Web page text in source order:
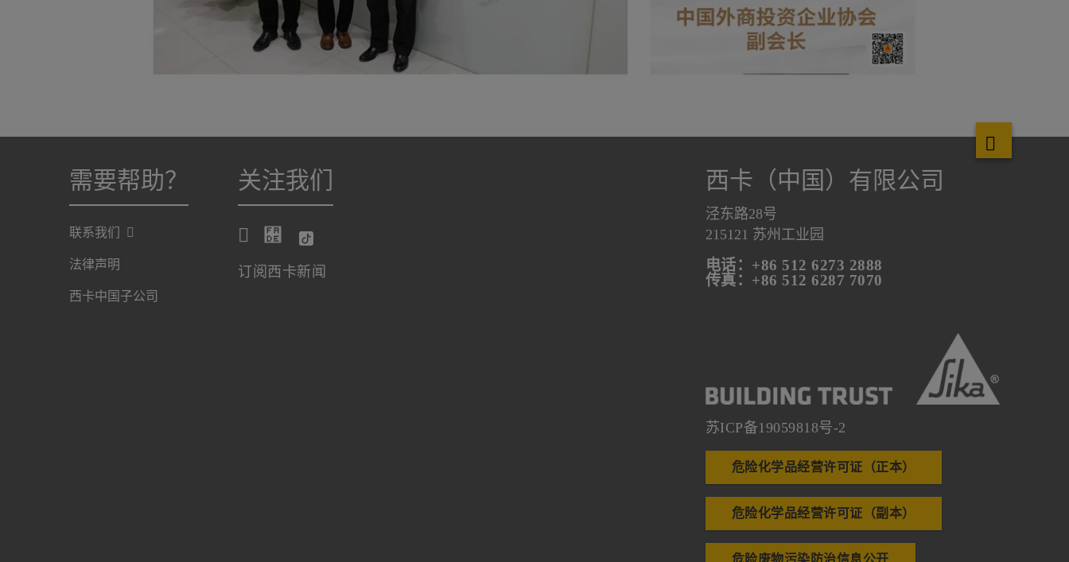
需要帮助？
联系我们
法律声明
西卡中国子公司
关注我们
订阅西卡新闻
西卡（中国）有限公司
泾东路28号
215121 苏州工业园
电话：+86 512 6273 2888
传真：+86 512 6287 7070
苏ICP备19059818号-2
危险化学品经营许可证（正本）
危险化学品经营许可证（副本）